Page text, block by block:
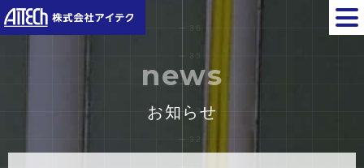
news
お知らせ